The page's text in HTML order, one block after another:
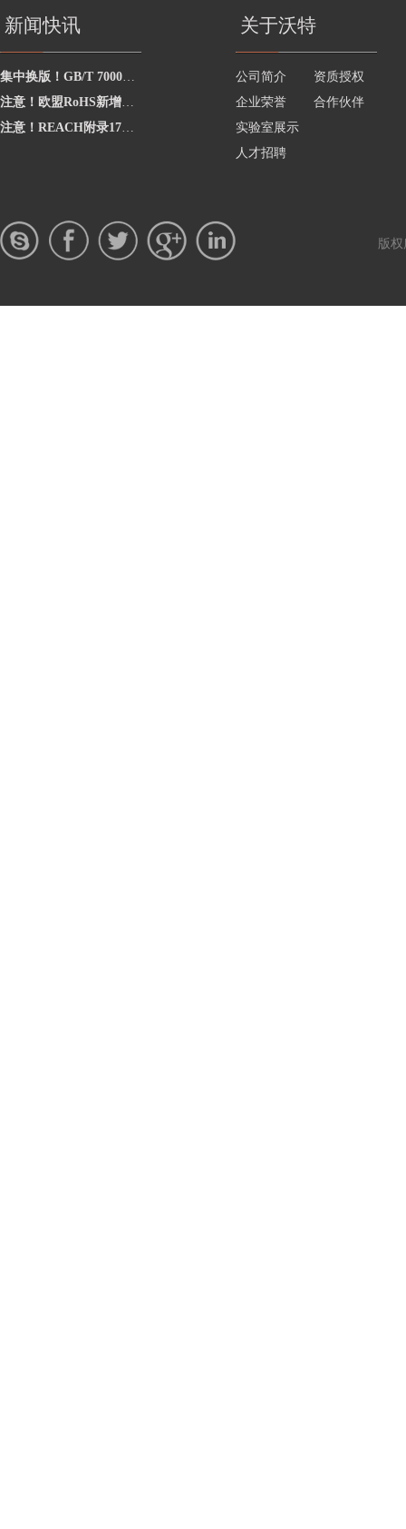
新闻快讯
集中换版！GB/T 7000系列、GB/T 19510系列等推荐性国家标准发布
注意！欧盟RoHS新增回收硬质PVC中铅镉豁免条款
注意！REACH附录17中关于汽车材料的邻苯限制已正式生效
关于沃特
公司简介
资质授权
企业荣誉
合作伙伴
实验室展示
人才招聘
版